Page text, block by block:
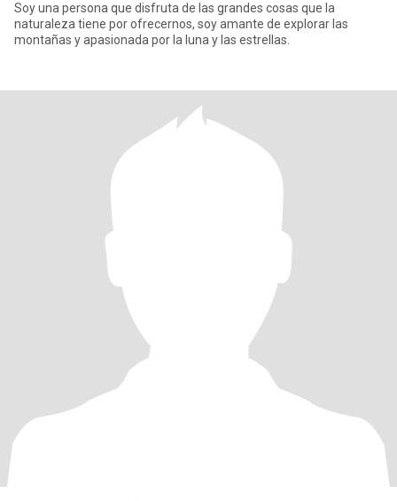
Soy una persona que disfruta de las grandes cosas que la
naturaleza tiene por ofrecernos, soy amante de explorar las
montañas y apasionada por la luna y las estrellas.